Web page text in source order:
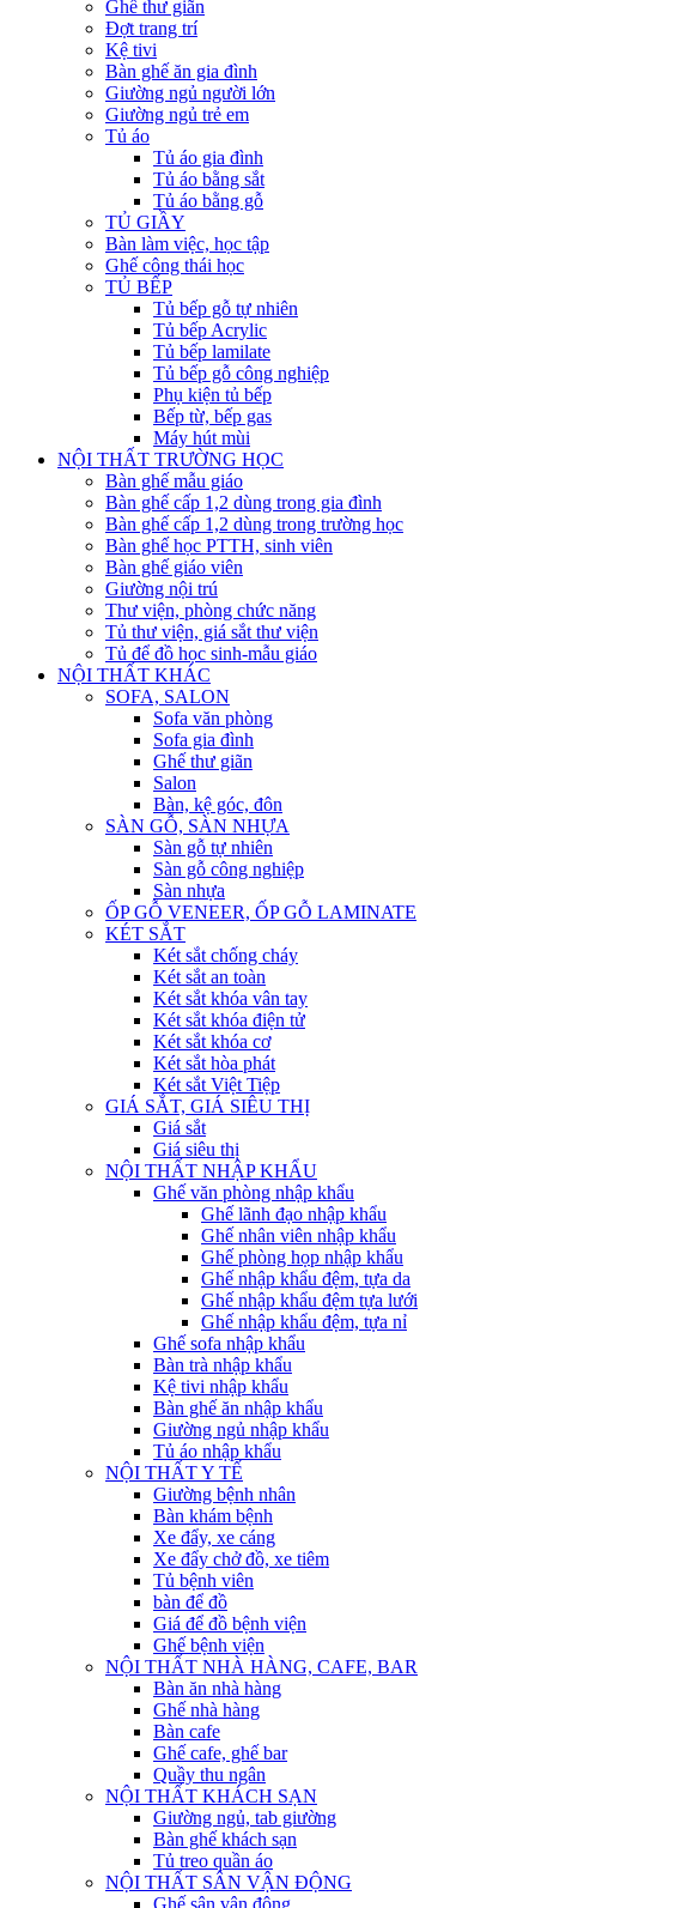
Ghế thư giãn
Đợt trang trí
Kệ tivi
Bàn ghế ăn gia đình
Giường ngủ người lớn
Giường ngủ trẻ em
Tủ áo
Tủ áo gia đình
Tủ áo bằng sắt
Tủ áo bằng gỗ
TỦ GIẦY
Bàn làm việc, học tập
Ghế công thái học
TỦ BẾP
Tủ bếp gỗ tự nhiên
Tủ bếp Acrylic
Tủ bếp lamilate
Tủ bếp gỗ công nghiệp
Phụ kiện tủ bếp
Bếp từ, bếp gas
Máy hút mùi
NỘI THẤT TRƯỜNG HỌC
Bàn ghế mẫu giáo
Bàn ghế cấp 1,2 dùng trong gia đình
Bàn ghế cấp 1,2 dùng trong trường học
Bàn ghế học PTTH, sinh viên
Bàn ghế giáo viên
Giường nội trú
Thư viện, phòng chức năng
Tủ thư viện, giá sắt thư viện
Tủ để đồ học sinh-mẫu giáo
NỘI THẤT KHÁC
SOFA, SALON
Sofa văn phòng
Sofa gia đình
Ghế thư giãn
Salon
Bàn, kệ góc, đôn
SÀN GỖ, SÀN NHỰA
Sàn gỗ tự nhiên
Sàn gỗ công nghiệp
Sàn nhựa
ỐP GỖ VENEER, ỐP GỖ LAMINATE
KÉT SẮT
Két sắt chống cháy
Két sắt an toàn
Két sắt khóa vân tay
Két sắt khóa điện tử
Két sắt khóa cơ
Két sắt hòa phát
Két sắt Việt Tiệp
GIÁ SẮT, GIÁ SIÊU THỊ
Giá sắt
Giá siêu thị
NỘI THẤT NHẬP KHẨU
Ghế văn phòng nhập khẩu
Ghế lãnh đạo nhập khẩu
Ghế nhân viên nhập khẩu
Ghế phòng họp nhập khẩu
Ghế nhập khẩu đệm, tựa da
Ghế nhập khẩu đệm tựa lưới
Ghế nhập khẩu đệm, tựa nỉ
Ghế sofa nhập khẩu
Bàn trà nhập khẩu
Kệ tivi nhập khẩu
Bàn ghế ăn nhập khẩu
Giường ngủ nhập khẩu
Tủ áo nhập khẩu
NỘI THẤT Y TẾ
Giường bệnh nhân
Bàn khám bệnh
Xe đẩy, xe cáng
Xe đẩy chở đồ, xe tiêm
Tủ bệnh viên
bàn để đồ
Giá để đồ bệnh viện
Ghế bệnh viện
NỘI THẤT NHÀ HÀNG, CAFE, BAR
Bàn ăn nhà hàng
Ghế nhà hàng
Bàn cafe
Ghế cafe, ghế bar
Quầy thu ngân
NỘI THẤT KHÁCH SẠN
Giường ngủ, tab giường
Bàn ghế khách sạn
Tủ treo quần áo
NỘI THẤT SÂN VẬN ĐỘNG
Ghế sân vận động